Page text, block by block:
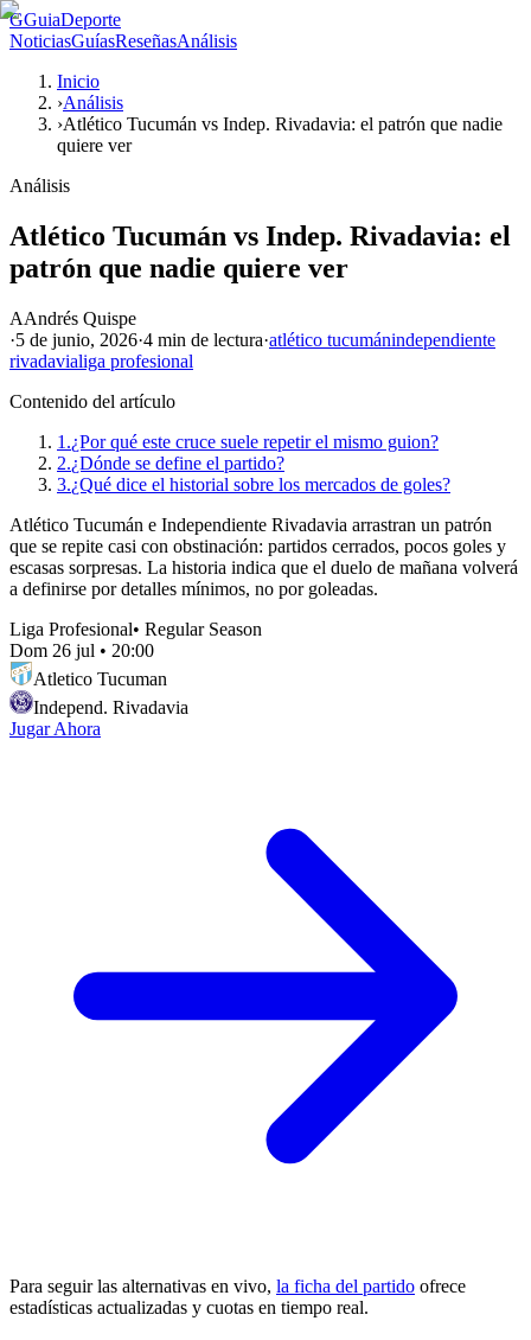
GGuiaDeporte
NoticiasGuíasReseñasAnálisis
Inicio
›Análisis
›Atlético Tucumán vs Indep. Rivadavia: el patrón que nadie
quiere ver
Análisis
Atlético Tucumán vs Indep. Rivadavia: el
patrón que nadie quiere ver
AAndrés Quispe
·5 de junio, 2026·4 min de lectura·atlético tucumánindependiente
rivadavialiga profesional
Contenido del artículo
1.¿Por qué este cruce suele repetir el mismo guion?
2.¿Dónde se define el partido?
3.¿Qué dice el historial sobre los mercados de goles?
Atlético Tucumán e Independiente Rivadavia arrastran un patrón
que se repite casi con obstinación: partidos cerrados, pocos goles y
escasas sorpresas. La historia indica que el duelo de mañana volverá
a definirse por detalles mínimos, no por goleadas.
Liga Profesional• Regular Season
Dom 26 jul • 20:00
Atletico Tucuman
Independ. Rivadavia
Jugar Ahora
Para seguir las alternativas en vivo, la ficha del partido ofrece
estadísticas actualizadas y cuotas en tiempo real.